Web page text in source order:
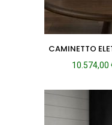
CAMINETTO
10.574,00